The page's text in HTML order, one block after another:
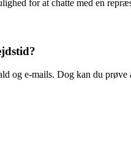
for at chatte med en
og e-mails. Dog kan du